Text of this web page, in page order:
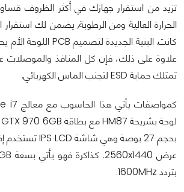
تزيد من استقرار جهازك في أكثر الظروف
الحرارة العالية ومن الرطوبة, يضمن لك استقرار
علاوة على ذلك، فإن كل المنافذ والموصلات
تمتلك حماية ESD لتجنب الماس الكهربائي.
بتردد 1600MHz.